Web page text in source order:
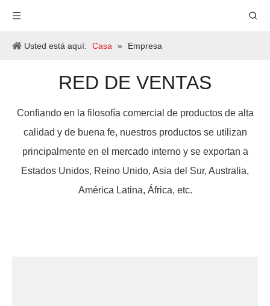
Usted está aquí: Casa » Empresa
RED DE VENTAS
Confiando en la filosofía comercial de productos de alta
calidad y de buena fe, nuestros productos se utilizan
principalmente en el mercado interno y se exportan a
Estados Unidos, Reino Unido, Asia del Sur, Australia,
América Latina, África, etc.